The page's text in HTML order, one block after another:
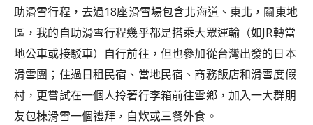
助滑雪行程，去過18座滑雪場包含北海道、東北，關東地
區，我的自助滑雪行程幾乎都是搭乘大眾運輸（如JR轉當
地公車或接駁車）自行前往，但也參加從台灣出發的日本
滑雪團；住過日租民宿、當地民宿、商務飯店和滑雪度假
村，更嘗試在一個人拎著行李箱前往雪鄉，加入一大群朋
友包棟滑雪一個禮拜，自炊或三餐外食。